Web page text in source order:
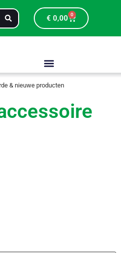
€ 0,00 0
& nieuwe producten